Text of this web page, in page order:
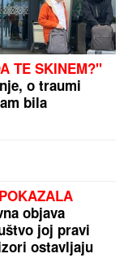
TE SKINEM?"
o traumi
bila
objava
joj pravi
ostavljaju